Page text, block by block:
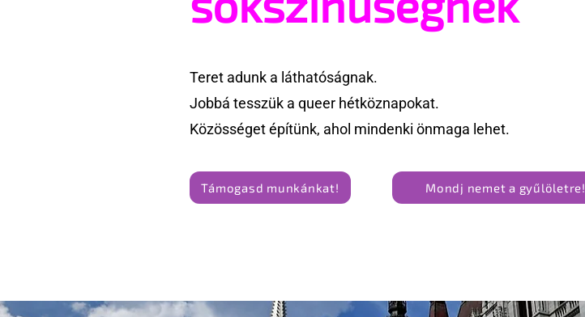
törölte vele az interjút
Teret adunk a láthatóságnak.
Jobbá tesszük a queer hétköznapokat.
Közösséget építünk, ahol mindenki önmaga lehet.
Támogasd munkánkat! Mondj nemet a gyűlöletre!